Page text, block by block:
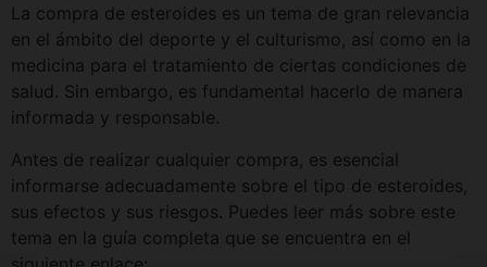
La compra de esteroides es un tema de gran relevancia
en el ámbito del deporte y el culturismo, así como en la
medicina para el tratamiento de ciertas condiciones de
salud. Sin embargo, es fundamental hacerlo de manera
informada y responsable.
Antes de realizar cualquier compra, es esencial
informarse adecuadamente sobre el tipo de esteroides,
sus efectos y sus riesgos. Puedes leer más sobre este
tema en la guía completa que se encuentra en el